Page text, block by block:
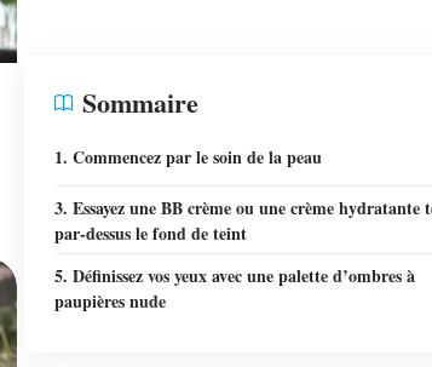
Sommaire
1. Commencez par le soin de la peau
3. Essayez une BB crème ou une crème hydratante
par-dessus le fond de teint
5. Définissez vos yeux avec une palette d’ombres à
paupières nude